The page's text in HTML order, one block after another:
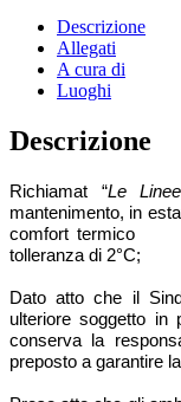
Descrizione
Allegati
A cura di
Luoghi
Descrizione
Richiamat “Le
mantenimento, in
comfort termico
tolleranza di 2°C;
Dato atto che il
ulteriore soggetto in
conserva la
preposto a garantire